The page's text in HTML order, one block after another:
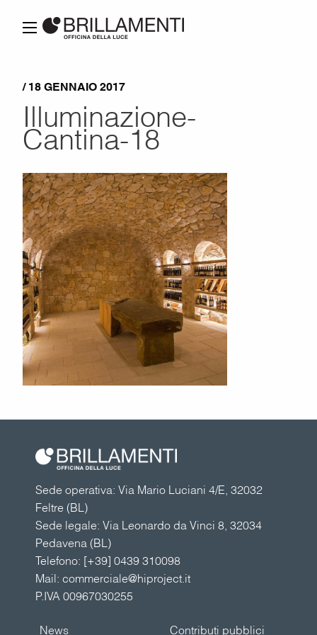
/ 18 GENNAIO 2017
Illuminazione-
Cantina-18
Sede operativa: Via Mario Luciani 4/E, 32032
Feltre (BL)
Sede legale: Via Leonardo da Vinci 8, 32034
Pedavena (BL)
Telefono: [+39] 0439 310098
Mail: commerciale@hiproject.it
P.IVA 00967030255
Contributi pubblici
News